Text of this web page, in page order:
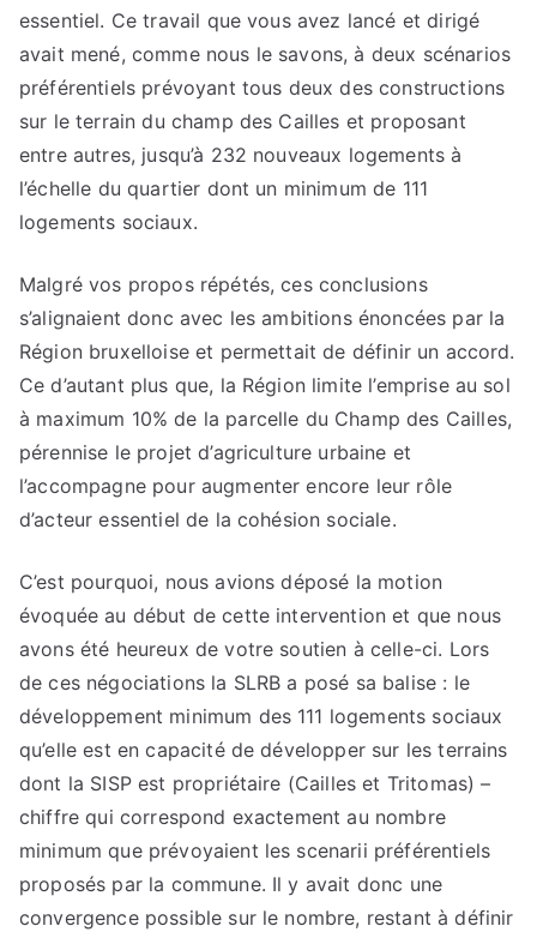
essentiel. Ce travail que vous avez lancé et dirigé
avait mené, comme nous le savons, à deux scénarios
préférentiels prévoyant tous deux des constructions
sur le terrain du champ des Cailles et proposant
entre autres, jusqu’à 232 nouveaux logements à
l’échelle du quartier dont un minimum de 111
logements sociaux.
Malgré vos propos répétés, ces conclusions
s’alignaient donc avec les ambitions énoncées par la
Région bruxelloise et permettait de définir un accord.
Ce d’autant plus que, la Région limite l’emprise au sol
à maximum 10% de la parcelle du Champ des Cailles,
pérennise le projet d’agriculture urbaine et
l’accompagne pour augmenter encore leur rôle
d’acteur essentiel de la cohésion sociale.
C’est pourquoi, nous avions déposé la motion
évoquée au début de cette intervention et que nous
avons été heureux de votre soutien à celle-ci. Lors
de ces négociations la SLRB a posé sa balise : le
développement minimum des 111 logements sociaux
qu’elle est en capacité de développer sur les terrains
dont la SISP est propriétaire (Cailles et Tritomas) –
chiffre qui correspond exactement au nombre
minimum que prévoyaient les scenarii préférentiels
proposés par la commune. Il y avait donc une
convergence possible sur le nombre, restant à définir